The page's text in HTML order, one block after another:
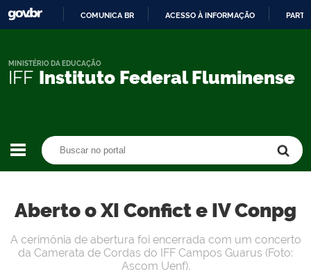
CONTEÚDO
COMUNICA BR ACESSO À INFORMAÇÃO
IFF Instituto Federal Fluminense
MINISTÉRIO DA EDUCAÇÃO
Aberto o XI Confict e IV Conpg
A cerimônia de abertura foi encerrada com um concerto
da Camerata de Cordas do IFF Campos Guarus (Foto:
Ascom Uenf).